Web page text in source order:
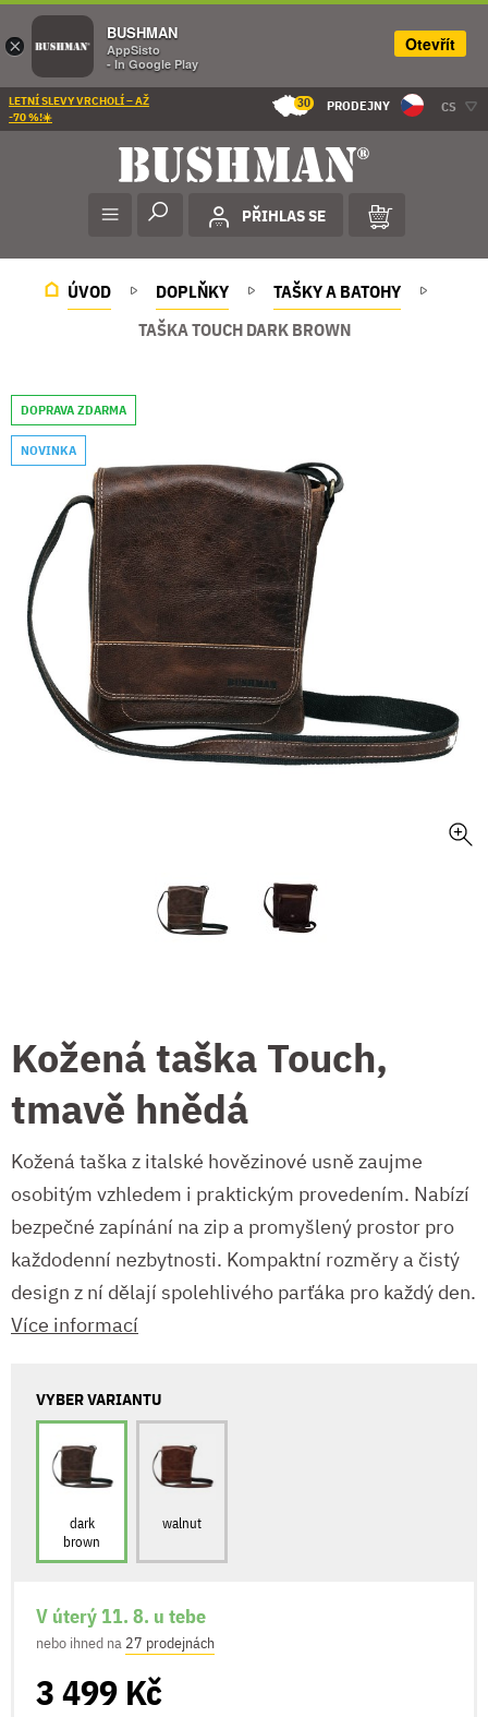
LETNÍ SLEVY VRCHOLÍ – AŽ
-70 %!☀️
30 PRODEJNY CS
PŘIHLAS SE
ÚVOD DOPLŇKY
TAŠKY A BATOHY
TAŠKA TOUCH DARK BROWN
DOPRAVA ZDARMA
NOVINKA
Kožená taška Touch,
tmavě hnědá
Kožená taška z italské hovězinové usně zaujme
osobitým vzhledem i praktickým provedením. Nabízí
bezpečné zapínání na zip a promyšlený prostor pro
každodenní nezbytnosti. Kompaktní rozměry a čistý
design z ní dělají spolehlivého parťáka pro každý den.
Více informací
VYBER VARIANTU
dark
brown
walnut
V úterý 11. 8. u tebe
nebo ihned na 27 prodejnách
3 499 Kč
×
BUSHMAN
AppSisto
- In Google Play
Otevřít